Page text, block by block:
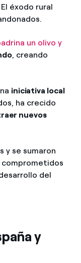
éxodo rural
un olivo y
, creando
iniciativa local
ha crecido
nuevos
y se sumaron
del
y